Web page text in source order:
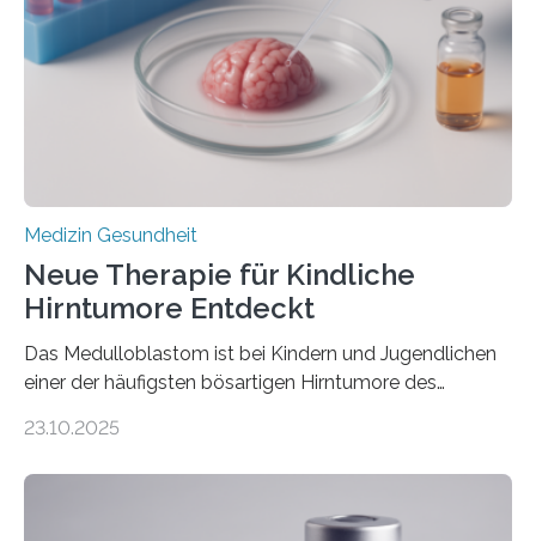
Rhythmusstörungen reduzieren lassen. Würzburg. Die
hypertrophe Kardiomyopathie (HCM) ist die häufigste
erblich bedingte Herzerkrankung. Sie führt dazu, dass
sich die linke Herzkammer verdickt, der Herzmuskel zu
stark kontrahiert…
Medizin Gesundheit
Neue Therapie für Kindliche
Hirntumore Entdeckt
Das Medulloblastom ist bei Kindern und Jugendlichen
einer der häufigsten bösartigen Hirntumore des
Betroffenen können mit heutigen Methoden geheilt
Dringend benötigt werden zielgerichtete Therapien, die
23.10.2025